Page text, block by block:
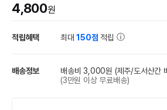
4,800원
적립혜택 최대150점 적립
배송정보 배송비 3,000원 (제주/도서산간
(3만원 이상 무료배송)